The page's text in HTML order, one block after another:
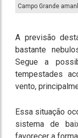
Campo Grande
A previsão
bastante
Segue a
tempestades
vento,
Essa situação
sistema de